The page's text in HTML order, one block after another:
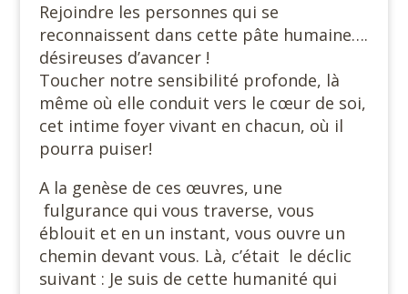
Rejoindre les personnes qui se
reconnaissent dans cette pâte humaine….
désireuses d’avancer !
Toucher notre sensibilité profonde, là
même où elle conduit vers le cœur de soi,
cet intime foyer vivant en chacun, où il
pourra puiser!
A la genèse de ces œuvres, une
fulgurance qui vous traverse, vous
éblouit et en un instant, vous ouvre un
chemin devant vous. Là, c’était le déclic
suivant : Je suis de cette humanité qui